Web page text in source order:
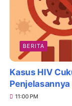
BERITA
Kasus HIV
Penjelasannya
11:00 PM